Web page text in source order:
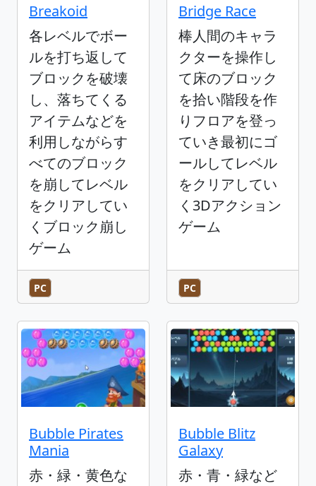
Breakoid
各レベルでボー
ルを打ち返して
ブロックを破壊
し、落ちてくる
アイテムなどを
利用しながらす
べてのブロック
を崩してレベル
をクリアしてい
くブロック崩し
ゲーム
PC
Bridge Race
棒人間のキャラ
クターを操作し
て床のブロック
を拾い階段を作
りフロアを登っ
ていき最初にゴ
ールしてレベル
をクリアしてい
く3Dアクション
ゲーム
PC
Bubble Pirates
Mania
赤・緑・黄色な
Bubble Blitz
Galaxy
赤・青・緑など